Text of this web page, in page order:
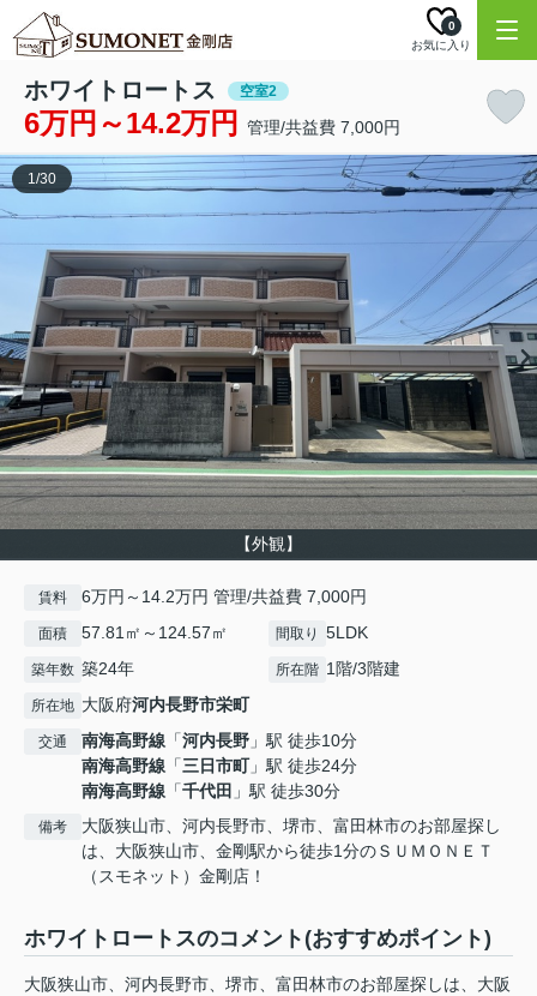
お気に入り
0
ホワイトロートス 空室2
6万円～14.2万円 管理/共益費 7,000円
【外観】
1/30
賃料 6万円～14.2万円 管理/共益費 7,000円
面積 57.81㎡～124.57㎡ 間取り 5LDK
築年数 築24年 所在階 1階/3階建
所在地 大阪府河内長野市栄町
交通 南海高野線 「河内長野 」駅 徒歩10分
南海高野線 「三日市町」駅 徒歩24分
南海高野線 「千代田 」駅 徒歩30分
備考
大阪狭山市、河内長野市、堺市、富田林市のお部屋探し
は、大阪狭山市、金剛駅から徒歩1分のＳＵＭＯＮＥＴ
（スモネット）金剛店！
ホワイトロートスのコメント(おすすめポイント)
大阪狭山市、河内長野市、堺市、富田林市のお部屋探しは、大阪